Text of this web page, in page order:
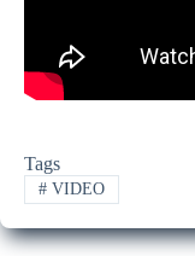
Tags
#VIDEO